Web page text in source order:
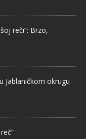
reči”: Brzo,
Jablaničkom okrugu